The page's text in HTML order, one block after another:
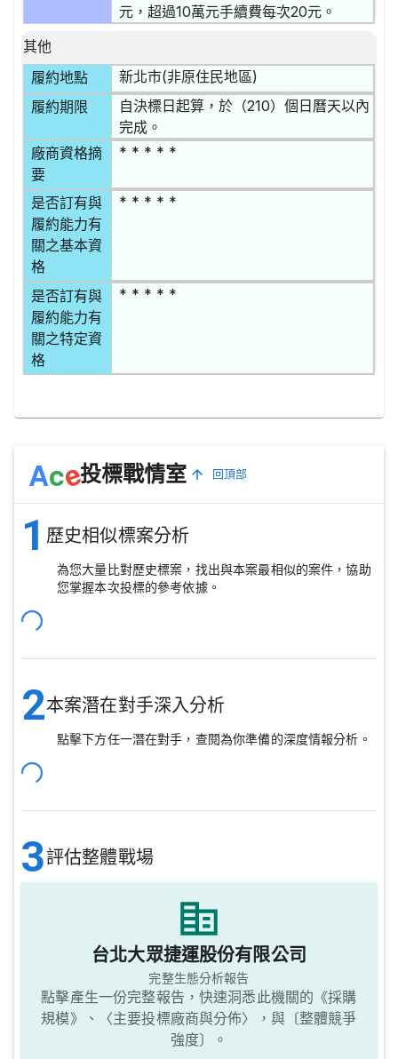
元，超過10萬元手續費每次20元。
其他
履約地點
新北市(非原住民地區)
履約期限
自決標日起算，於（210）個日曆天以內
完成。
廠商資格摘
要
* * * * *
是否訂有與
履約能力有
關之基本資
格
* * * * *
是否訂有與
履約能力有
關之特定資
格
* * * * *
Ace投標戰情室 回頂部
1 歷史相似標案分析
為您大量比對歷史標案，找出與本案最相似的案件，協助
您掌握本次投標的參考依據。
2本案潛在對手深入分析
點擊下方任一潛在對手，查閱為你準備的深度情報分析。
3評估整體戰場
台北大眾捷運股份有限公司
完整生態分析報告
點擊產生一份完整報告，快速洞悉此機關的《採購
規模》、〈主要投標廠商與分佈〉，與〔整體競爭
強度〕。